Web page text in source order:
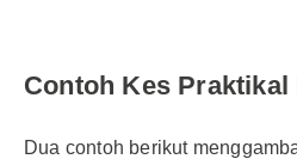
Contoh Kes Praktikal
Dua contoh berikut